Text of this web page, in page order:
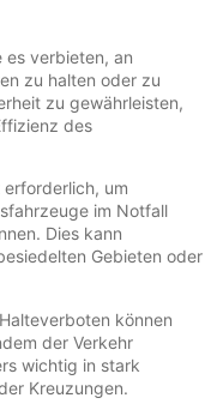
es verbieten, an
zu halten oder zu
zu gewährleisten,
des
um
im Notfall
Dies kann
Gebieten oder
können
der Verkehr
wichtig in stark
Kreuzungen.